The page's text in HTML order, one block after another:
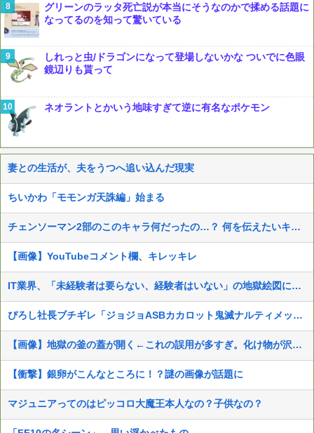
グリーンのラッタ死亡説が本当にそうなのかで揉める話題に
なってるのを知って驚いている
しれっと虫/ドラゴンになって登場しないかな ついでに色眼
鏡辺りも貰って
ネオラントとかいう地味すぎて逆に有名なポケモン
妻との生活が、夫をうつへ追い込んだ現実
ちいかわ「モモンガ天誅編」始まる
チェンソーマン2部のこのキャラ何だったの…？ 何を伝えたいキャラだったの…？
【画像】YouTubeコメント欄、キレッキレ
IT業界、「未経験者は要らない、経験者はいない」の地獄絵図にwww
ぴろし社長ブチギレ「ジョジョASBカカロット鬼滅ナルティメット作ったのにジャンブ公式にブロックされたんだが⁉」
【画像】地獄の釜の蓋が開く←これの誤用が多すぎ。化け物が沢山出てくるイメージ持ってる奴間違ってるぞ
【衝撃】銀卵がこんなところに！？謎の画像が話題に
マジュニアってのはピッコロ大魔王本人なの？子供なの？